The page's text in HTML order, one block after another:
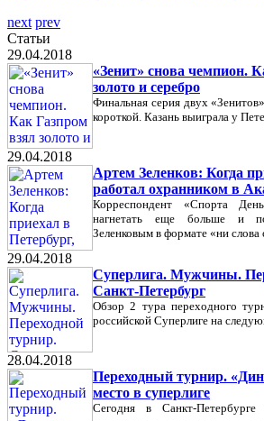
next prev
Статьи
29.04.2018
«Зенит» снова чемпион.
золото и серебро
Финальная серия двух
короткой. Казань выиграла у
29.04.2018
Артем Зеленков: Когда
работал охранником в
Корреспондент «Спорта
нагнетать еще больше и
Зеленковым в формате «ни слова
29.04.2018
Суперлига. Мужчины.
Санкт-Петербург
Обзор 2 тура переходного
российской Суперлиге на
28.04.2018
Переходный турнир.
место в суперлиге
Сегодня в Санкт-Петербурге